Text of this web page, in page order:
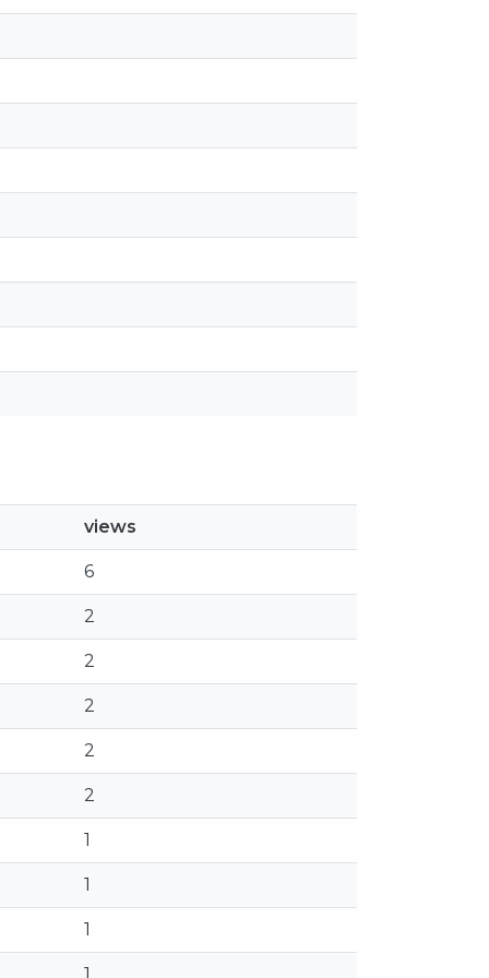
views
6
2
2
2
2
2
1
1
1